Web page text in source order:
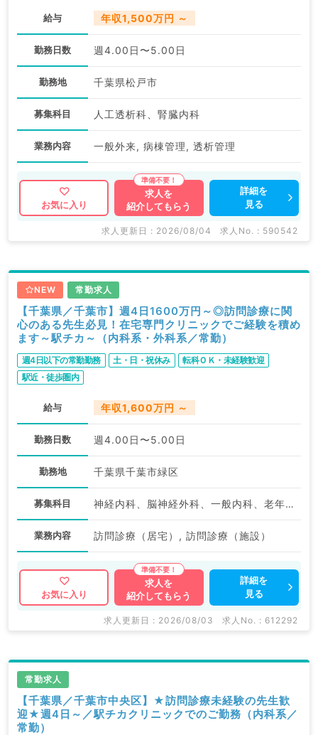
給与 年収1,500万円 ～
勤務日数 週4.00日〜5.00日
勤務地 千葉県松戸市
募集科目 人工透析科、腎臓内科
業務内容 一般外来, 病棟管理, 透析管理
お気に入り
求人を
紹介してもらう
詳細を
見る
求人更新日 : 2026/08/04 求人No. : 590542
NEW 常勤求人
【千葉県／千葉市】週4日1600万円～◎訪問診療に関
心のある先生必見！在宅専門クリニックでご経験を積め
ます～駅チカ～（内科系・外科系／常勤）
週4日以下の常勤勤務 土・日・祝休み
転科ＯＫ・未経験歓迎
駅近・徒歩圏内
給与 年収1,600万円 ～
勤務日数 週4.00日〜5.00日
勤務地 千葉県千葉市緑区
募集科目 神経内科、脳神経外科、一般内科、老年内科、外科系全般、一般外科
業務内容 訪問診療（居宅）, 訪問診療（施設）
お気に入り
求人を
紹介してもらう
詳細を
見る
求人更新日 : 2026/08/03 求人No. : 612292
常勤求人
【千葉県／千葉市中央区】★訪問診療未経験の先生歓
迎★週4日～／駅チカクリニックでのご勤務（内科系／
常勤）